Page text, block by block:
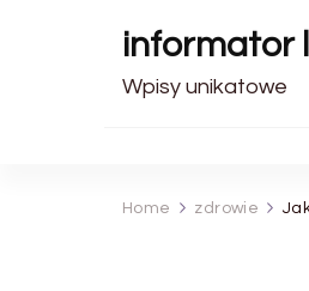
informator
Wpisy unikatowe
Home zdrowie